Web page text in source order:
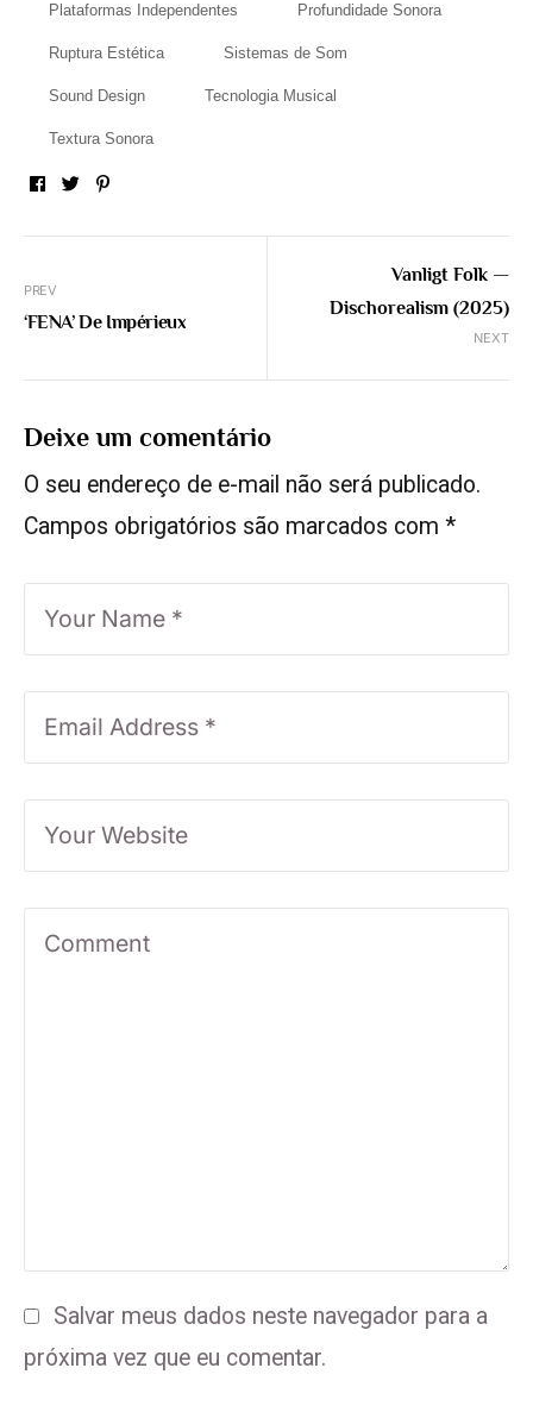
Plataformas Independentes Profundidade Sonora
Ruptura Estética Sistemas de Som
Sound Design Tecnologia Musical
Textura Sonora
Facebook
TwitterPinterest
PREV
‘FENA’ De Impérieux NEXT
Vanligt Folk —
Dischorealism (2025)
Deixe um comentário
O seu endereço de e-mail não será publicado.
Campos obrigatórios são marcados com *
Salvar meus dados neste navegador para a
próxima vez que eu comentar.